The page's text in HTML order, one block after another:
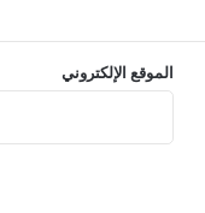
الموقع الإلكتروني